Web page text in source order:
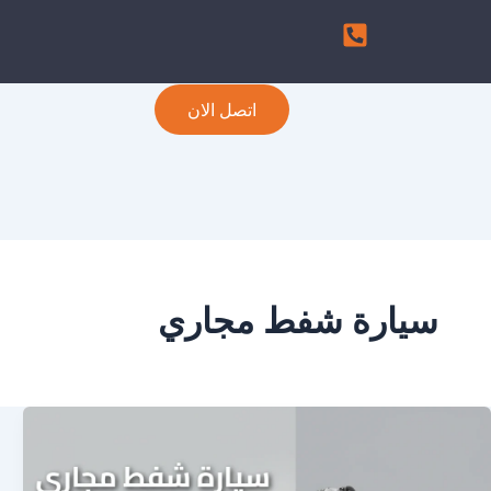
اتصل الان
سيارة شفط مجاري